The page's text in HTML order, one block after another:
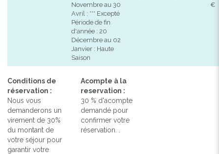
Novembre au 30
Avril : *** Excepté
Période de fin
d'année : 20
Décembre au 02
Janvier : Haute
Saison
€
Conditions de
réservation :
Nous vous
demanderons un
virement de 30%
du montant de
votre séjour pour
garantir votre
Acompte à la
reservation :
30 % d'acompte
demandé pour
confirmer votre
réservation. .